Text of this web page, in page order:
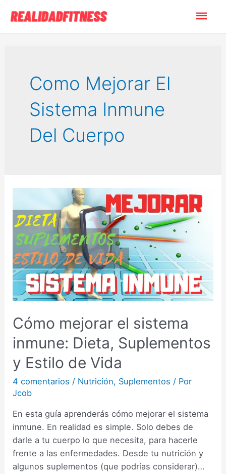
contenido
Como Mejorar El
Sistema Inmune
Del Cuerpo
Cómo mejorar el sistema
inmune: Dieta, Suplementos
y Estilo de Vida
4 comentarios / Nutrición, Suplementos / Por
Jcob
En esta guía aprenderás cómo mejorar el sistema
inmune. En realidad es simple. Solo debes de
darle a tu cuerpo lo que necesita, para hacerle
frente a las enfermedades. Desde tu nutrición y
algunos suplementos (que podrías considerar)…